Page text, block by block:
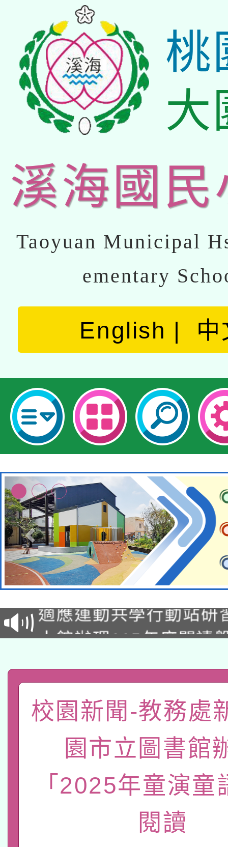
桃
大
溪海國民
Taoyuan Municipal
ementary
English 中
本校115學年度第2次
招甄選結果公告(無人
招)
適應運動共學行動站研
本館辦理115年度閱讀
礎課程
A3數位素養講師名單
「數位內容與教學軟體
pilot」
有關大陸委員會函釋公
薪期間赴陸應申請許可
轉知經濟部水利署委託
業技術研究院辦理「
用水績優單位及節水達
115年8月22日(星期六
桃園市孔廟祈福系列
2026年桃園地景藝術
本校115學年度第2次
校園新聞-教務處
園市立圖書館
「2025年童演童
閱讀